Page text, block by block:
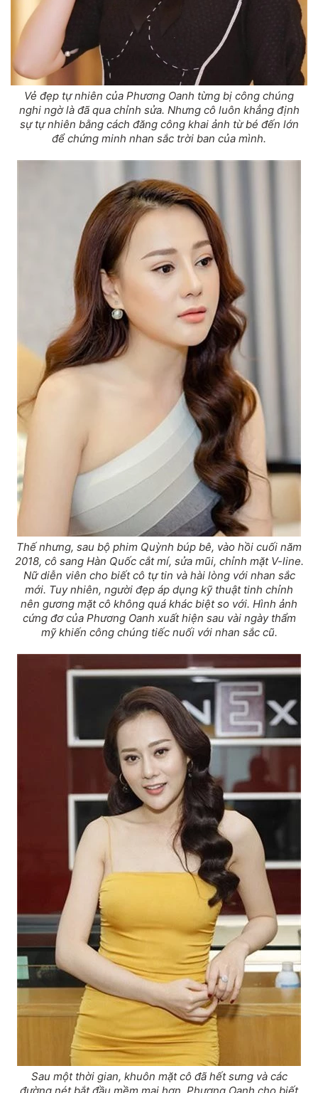
Vẻ đẹp tự nhiên của Phương Oanh từng bị công chúng
nghi ngờ là đã qua chỉnh sửa. Nhưng cô luôn khẳng định
sự tự nhiên bằng cách đăng công khai ảnh từ bé đến lớn
để chứng minh nhan sắc trời ban của mình.
Thế nhưng, sau bộ phim Quỳnh búp bê, vào hồi cuối năm
2018, cô sang Hàn Quốc cắt mí, sửa mũi, chỉnh mặt V-line.
Nữ diễn viên cho biết cô tự tin và hài lòng với nhan sắc
mới. Tuy nhiên, người đẹp áp dụng kỹ thuật tinh chỉnh
nên gương mặt cô không quá khác biệt so với. Hình ảnh
cứng đơ của Phương Oanh xuất hiện sau vài ngày thẩm
mỹ khiến công chúng tiếc nuối với nhan sắc cũ.
Sau một thời gian, khuôn mặt cô đã hết sưng và các